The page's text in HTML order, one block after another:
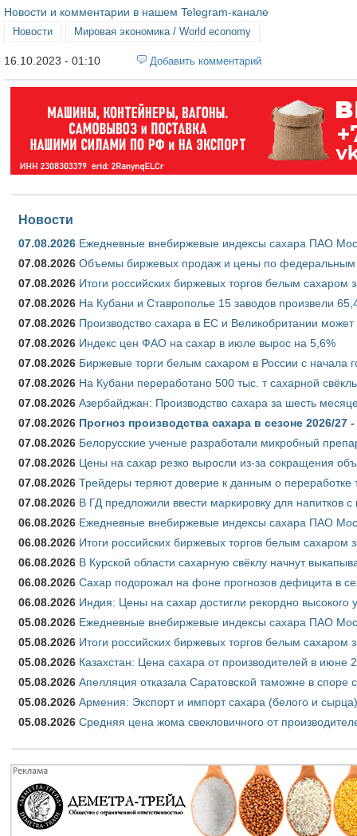
Новости и комментарии в нашем Telegram-канале
Новости Мировая экономика / World economy
16.10.2023 - 01:10 Добавить комментарий
Новости
07.08.2026 Ежедневные внебиржевые индексы сахара ПАО
07.08.2026 Объемы биржевых продаж и цены по федеральным
07.08.2026 Итоги российских биржевых торгов белым сахаром
07.08.2026 На Кубани и Ставрополье 15 заводов произвели
07.08.2026 Производство сахара в ЕС и Великобритании
07.08.2026 Индекс цен ФАО на сахар в июле вырос на 5,6%
07.08.2026 Биржевые торги белым сахаром в России с начала
07.08.2026 На Кубани переработано 500 тыс. т сахарной
07.08.2026 Азербайджан: Производство сахара за шесть
07.08.2026 Прогноз производства сахара в сезоне 2026/
07.08.2026 Белорусские ученые разработали микробный
07.08.2026 Цены на сахар резко выросли из-за сокращения
07.08.2026 Трейдеры теряют доверие к данным о переработке
07.08.2026 В ГД предложили ввести маркировку для напитков
06.08.2026 Ежедневные внебиржевые индексы сахара ПАО
06.08.2026 Итоги российских биржевых торгов белым сахаром
06.08.2026 В Курской области сахарную свёклу начнут
06.08.2026 Сахар подорожал на фоне прогнозов дефицита в
06.08.2026 Индия: Цены на сахар достигли рекордно высокого
05.08.2026 Ежедневные внебиржевые индексы сахара ПАО
05.08.2026 Итоги российских биржевых торгов белым сахаром
05.08.2026 Казахстан: Цена сахара от производителей в июне
05.08.2026 Апелляция отказала Саратовской таможне в
05.08.2026 Армения: Экспорт и импорт сахара (белого и
05.08.2026 Средняя цена жома свекловичного от